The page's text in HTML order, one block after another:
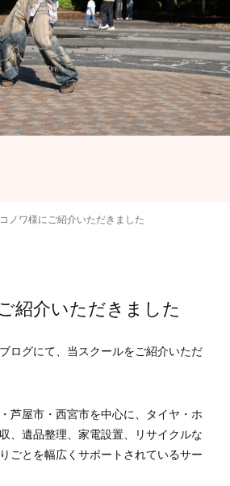
ノワ様にご紹介いただきました
紹介いただきました
ログにて、当スクールをご紹介いただ
芦屋市・西宮市を中心に、タイヤ・ホ
、遺品整理、家電設置、リサイクルな
ごとを幅広くサポートされているサー